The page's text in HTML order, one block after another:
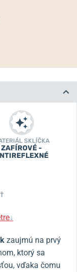
SKLÍČKA
ZAFÍROVÉ -
↓
zaujmú na prvý
ktorý sa
vďaka čomu